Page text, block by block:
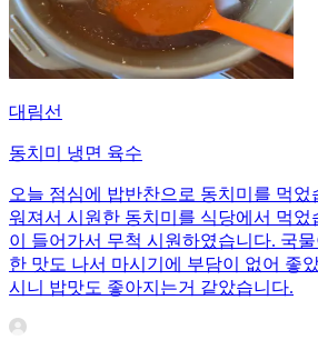
대림선
동치미 냉면 육수
오늘 점심에 밥반찬으로 동치미를 먹었
워져서 시원한 동치미를 식당에서 먹었
이 들어가서 무척 시원하였습니다. 국
한 맛도 나서 마시기에 부담이 없어 좋
시니 밥맛도 좋아지는거 같았습니다.